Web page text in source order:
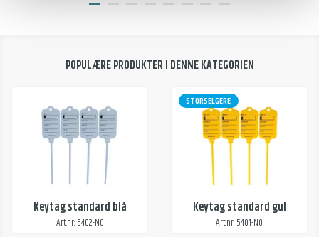
POPULÆRE PRODUKTER I DENNE KATEGORIEN
Keytag standard blå
Art.nr: 5402-NO
STORSELGERE
Keytag standard gul
Art.nr: 5401-NO